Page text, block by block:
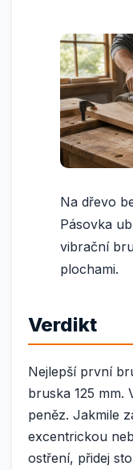
Na dřevo
Pásovka
vibrační
plochami.
Verdikt
Nejlepší první
bruska 125 mm.
peněz. Jakmile
excentrickou
ostření, přidej